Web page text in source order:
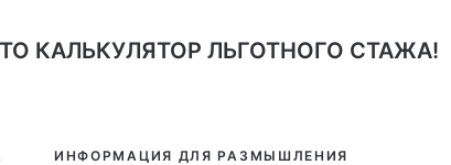
КАЛЬКУЛЯТОР ЛЬГОТНОГО СТАЖА!
ИНФОРМАЦИЯ ДЛЯ РАЗМЫШЛЕНИЯ